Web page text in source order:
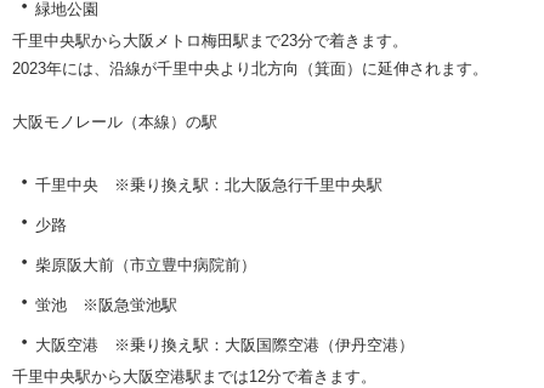
・ 緑地公園
千里中央駅から大阪メトロ梅田駅まで23分で着きます。
2023年には、沿線が千里中央より北方向（箕面）に延伸されます。
大阪モノレール（本線）の駅
・ 千里中央 ※乗り換え駅：北大阪急行千里中央駅
・ 少路
・ 柴原阪大前（市立豊中病院前）
・ 蛍池 ※阪急蛍池駅
・ 大阪空港
※乗り換え駅：大阪国際空港（伊丹空港）
千里中央駅から大阪空港駅までは12分で着きます。